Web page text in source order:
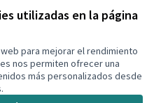
utilizadas en la página
para mejorar el rendimiento
nos permiten ofrecer una
más personalizados desde